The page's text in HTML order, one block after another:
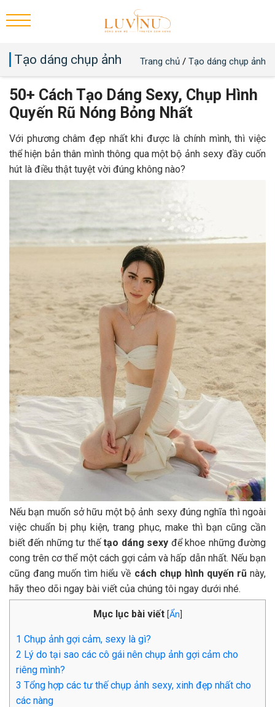
Tạo dáng chụp ảnh Trang chủ / Tạo dáng chụp ảnh
50+ Cách Tạo Dáng Sexy, Chụp Hình
Quyến Rũ Nóng Bỏng Nhất
Với phương châm đẹp nhất khi được là chính mình, thì việc
thể hiện bản thân mình thông qua một bộ ảnh sexy đầy cuốn
hút là điều thật tuyệt vời đúng không nào?
Nếu bạn muốn sở hữu một bộ ảnh sexy đúng nghĩa thì ngoài
việc chuẩn bị phụ kiện, trang phục, make thì bạn cũng cần
biết đến những tư thếtạo dáng sexy để khoe những đường
cong trên cơ thể một cách gợi cảm và hấp dẫn nhất. Nếu bạn
cũng đang muốn tìm hiểu về cách chụp hình quyến rũnày,
hãy theo dõi ngay bài viết của chúng tôi ngay dưới nhé.
Mục lục bài viết [Ẩn
1 Chụp ảnh gợi cảm, sexy là gì?
2 Lý do tại sao các cô gái nên chụp ảnh gợi cảm cho
riêng mình?
3 Tổng hợp các tư thế chụp ảnh sexy, xinh đẹp nhất cho
các nàng